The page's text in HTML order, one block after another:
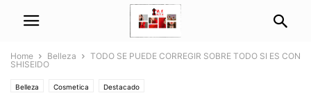
Home Belleza
TODO SE PUEDE CORREGIR SOBRE TODO SI ES CON
SHISEIDO
Belleza Cosmetica Destacado